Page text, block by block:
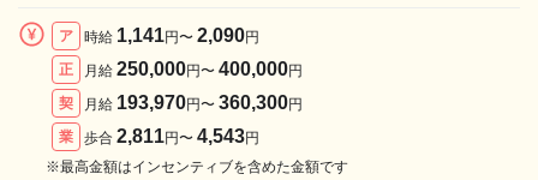
ア 時給 1,141円〜 2,090円
正
月給 250,000円〜 400,000円
契
月給 193,970円〜 360,300円
業
歩合 2,811円〜 4,543円
※最高金額はインセンティブを含めた金額です